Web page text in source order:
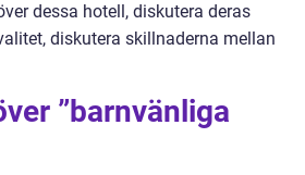
dessa hotell, diskutera deras
diskutera skillnaderna mellan
”barnvänliga